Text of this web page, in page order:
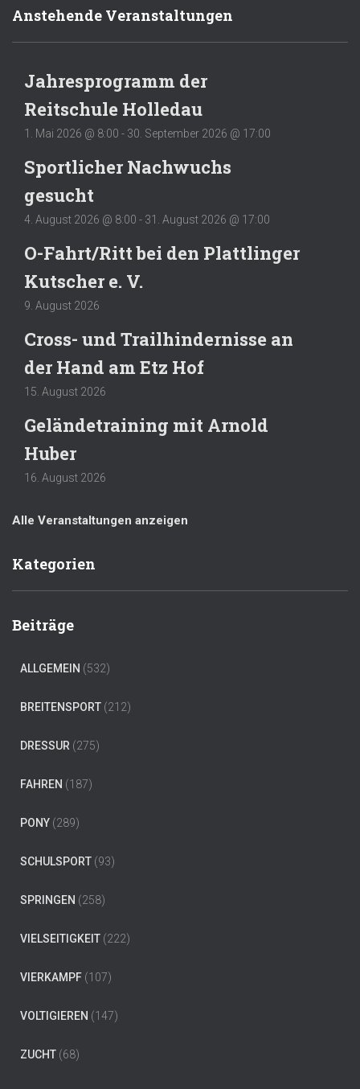
Anstehende Veranstaltungen
Jahresprogramm der
Reitschule Holledau
1. Mai 2026 @ 8:00 - 30. September 2026 @ 17:00
Sportlicher Nachwuchs
gesucht
4. August 2026 @ 8:00 - 31. August 2026 @ 17:00
O-Fahrt/Ritt bei den Plattlinger
Kutscher e. V.
9. August 2026
Cross- und Trailhindernisse an
der Hand am Etz Hof
15. August 2026
Geländetraining mit Arnold
Huber
16. August 2026
Alle Veranstaltungen anzeigen
Kategorien
Beiträge
ALLGEMEIN (532)
BREITENSPORT (212)
DRESSUR (275)
FAHREN (187)
PONY (289)
SCHULSPORT (93)
SPRINGEN (258)
VIELSEITIGKEIT (222)
VIERKAMPF (107)
VOLTIGIEREN (147)
ZUCHT (68)